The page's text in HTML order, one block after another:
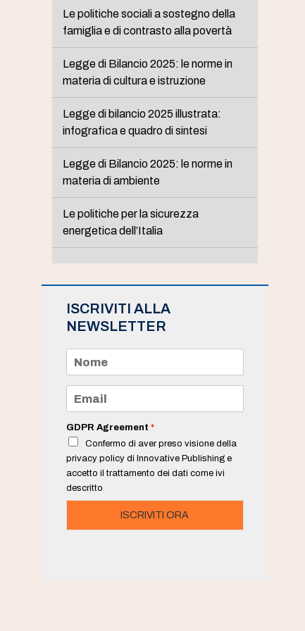
Le politiche sociali a sostegno della
famiglia e di contrasto alla povertà
Legge di Bilancio 2025: le norme in
materia di cultura e istruzione
Legge di bilancio 2025 illustrata:
infografica e quadro di sintesi
Legge di Bilancio 2025: le norme in
materia di ambiente
Le politiche per la sicurezza
energetica dell’Italia
ISCRIVITI ALLA
NEWSLETTER
m
e
a
i
*
GDPR Agreement *
Confermo di aver preso visione della
privacy policy di Innovative Publishing e
accetto il trattamento dei dati come ivi
descritto
ISCRIVITI ORA